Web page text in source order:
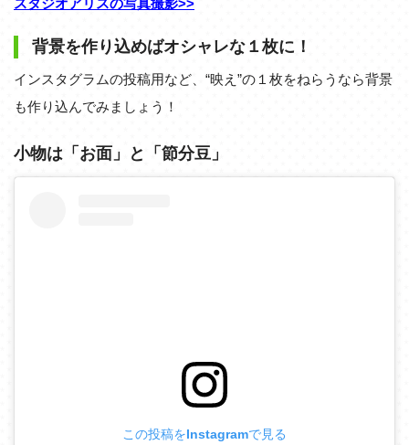
スタジオアリスの写真撮影>>
背景を作り込めばオシャレな１枚に！
インスタグラムの投稿用など、“映え”の１枚をねらうなら背景
も作り込んでみましょう！
小物は「お面」と「節分豆」
この投稿をInstagramで見る